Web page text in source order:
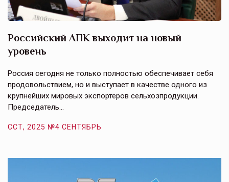
Российский АПК выходит на новый
уровень
Россия сегодня не только полностью обеспечивает себя
продовольствием, но и выступает в качестве одного из
крупнейших мировых экспортеров сельхозпродукции.
Председатель…
ССТ, 2025 №4 СЕНТЯБРЬ